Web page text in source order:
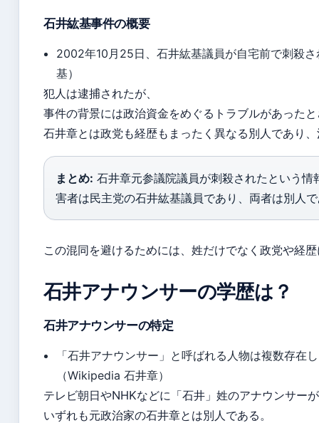
石井紘基事件の概要
2002年10月25日、石井紘基議員が自宅前で刺殺
基）
犯人は逮捕されたが、
事件の背景には政治資金をめぐるトラブルがあった
石井章とは政党も経歴もまったく異なる別人であり
まとめ: 石井章元参議院議員が刺殺されたという情
害者は民主党の石井紘基議員であり、両者は別人
この混同を避けるためには、姓だけでなく政党や経
石井アナウンサーの学歴は？
石井アナウンサーの特定
「石井アナウンサー」と呼ばれる人物は複数存在
（Wikipedia 石井章）
テレビ朝日やNHKなどに「石井」姓のアナウンサー
いずれも元政治家の石井章とは別人である。